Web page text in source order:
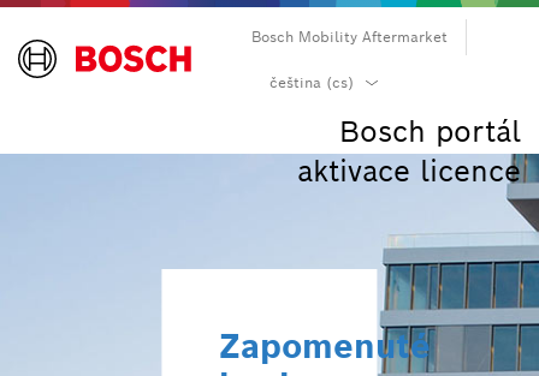
Bosch Mobility Aftermarket
čeština (cs)
dansk (da)
Deutsch (de)
English (en)
español (es)
suomi (fi)
français (fr)
Bosch portál
aktivace licence
Zapomenuté